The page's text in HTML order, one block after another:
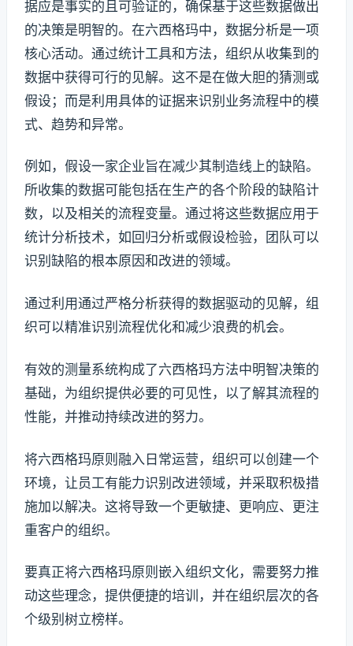
据应是事实的且可验证的，确保基于这些数据做出
的决策是明智的。在六西格玛中，数据分析是一项
核心活动。通过统计工具和方法，组织从收集到的
数据中获得可行的见解。这不是在做大胆的猜测或
假设；而是利用具体的证据来识别业务流程中的模
式、趋势和异常。
例如，假设一家企业旨在减少其制造线上的缺陷。
所收集的数据可能包括在生产的各个阶段的缺陷计
数，以及相关的流程变量。通过将这些数据应用于
统计分析技术，如回归分析或假设检验，团队可以
识别缺陷的根本原因和改进的领域。
通过利用通过严格分析获得的数据驱动的见解，组
织可以精准识别流程优化和减少浪费的机会。
有效的测量系统构成了六西格玛方法中明智决策的
基础，为组织提供必要的可见性，以了解其流程的
性能，并推动持续改进的努力。
将六西格玛原则融入日常运营，组织可以创建一个
环境，让员工有能力识别改进领域，并采取积极措
施加以解决。这将导致一个更敏捷、更响应、更注
重客户的组织。
要真正将六西格玛原则嵌入组织文化，需要努力推
动这些理念，提供便捷的培训，并在组织层次的各
个级别树立榜样。